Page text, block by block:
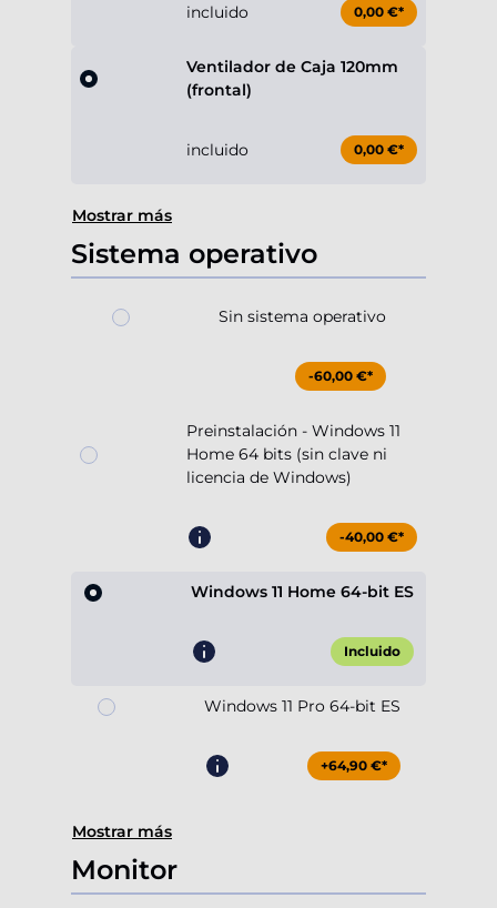
incluido 0,00 €*
Ventilador de Caja 120mm
(frontal)
incluido 0,00 €*
Mostrar más
Sistema operativo
Sin sistema operativo
-60,00 €*
Preinstalación - Windows 11
Home 64 bits (sin clave ni
licencia de Windows)
-40,00 €*
Windows 11 Home 64-bit ES
Incluido
Windows 11 Pro 64-bit ES
+64,90 €*
Mostrar más
Monitor